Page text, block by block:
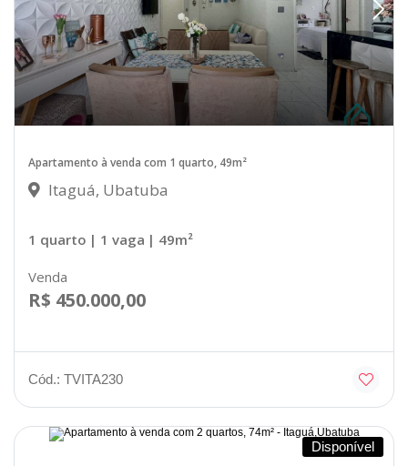
Apartamento à venda com 1 quarto, 49m²
Itaguá, Ubatuba
1 quarto | 1 vaga | 49m²
Venda
R$ 450.000,00
Cód.: TVITA230
Disponível